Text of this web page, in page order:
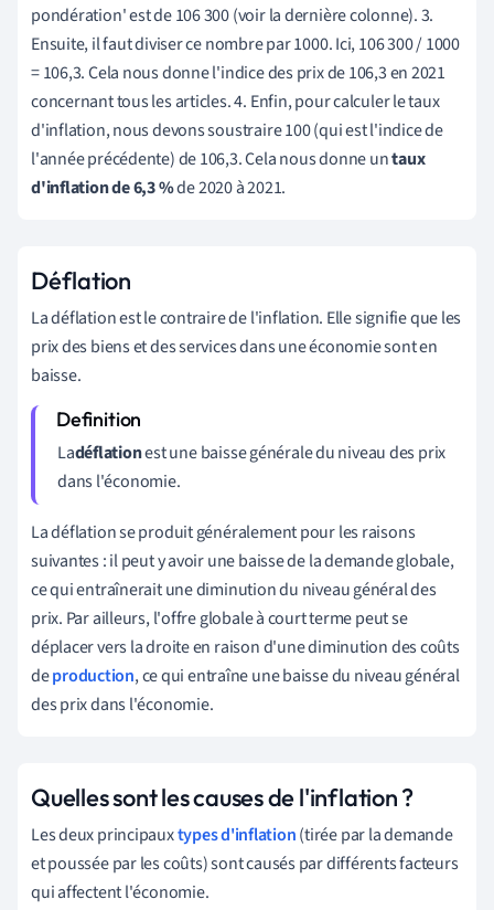
pondération' est de 106 300 (voir la dernière colonne). 3.
Ensuite, il faut diviser ce nombre par 1000. Ici, 106 300 / 1000
= 106,3. Cela nous donne l'indice des prix de 106,3 en 2021
concernant tous les articles. 4. Enfin, pour calculer le taux
d'inflation, nous devons soustraire 100 (qui est l'indice de
l'année précédente) de 106,3. Cela nous donne untaux
d'inflation de 6,3 %de 2020 à 2021.
Déflation
La déflation est le contraire de l'inflation. Elle signifie que les
prix des biens et des services dans une économie sont en
baisse.
Ladéflationest une baisse générale du niveau des prix
dans l'économie.
La déflation se produit généralement pour les raisons
suivantes : il peut y avoir une baisse de la demande globale,
ce qui entraînerait une diminution du niveau général des
prix. Par ailleurs, l'offre globale à court terme peut se
déplacer vers la droite en raison d'une diminution des coûts
deproduction, ce qui entraîne une baisse du niveau général
des prix dans l'économie.
Quelles sont les causes de l'inflation ?
Les deux principauxtypes d'inflation(tirée par la demande
et poussée par les coûts) sont causés par différents facteurs
qui affectent l'économie.